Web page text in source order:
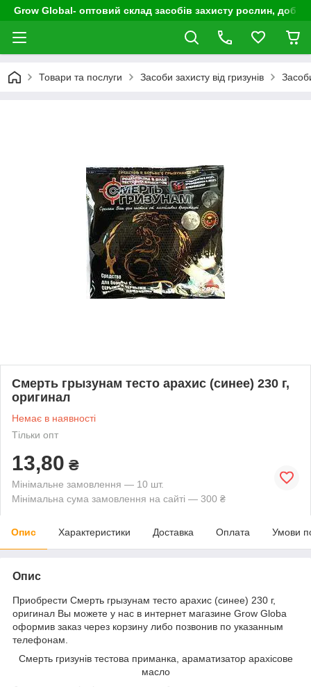
Grow Global- оптовий склад засобів захисту рослин,
Товари та послуги Засоби захисту від гризунів
Смерть грызунам тесто арахис (синее) 230 г,
оригинал
Немає в наявності
Тільки опт
13,80 ₴
Мінімальне замовлення — 10 шт.
Мінімальна сума замовлення на сайті — 300 ₴
Опис Характеристики Доставка Оплата Умови
Опис
Приобрести Смерть грызунам тесто арахис (синее) 230 г,
оригинал Вы можете у нас в интернет магазине Grow Globa
оформив заказ через корзину либо позвонив по указанным
телефонам.
Смерть гризунів тестова приманка, араматизатор арахісове
масло